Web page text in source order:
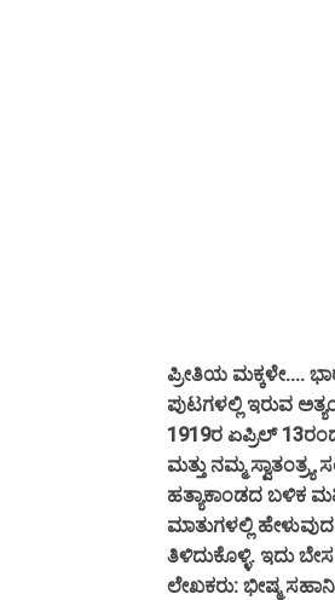
ಪ್ರೀತಿಯ ಮಕ್ಕಳೇ....
ಪುಟಗಳಲ್ಲಿ ಇರುವ
1919ರ ಏಪ್ರಿಲ್
ಮತ್ತು ನಮ್ಮ
ಹತ್ಯಾಕಾಂಡದ ಬಳಿಕ
ಮಾತುಗಳಲ್ಲಿ
ತಿಳಿದುಕೊಳ್ಳಿ. ಇದು
ಲೇಖಕರು: ಭೀಷ್ಮ ಸಹಾನಿ